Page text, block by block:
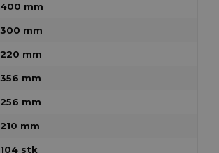
400 mm
300 mm
220 mm
356 mm
256 mm
210 mm
104 stk